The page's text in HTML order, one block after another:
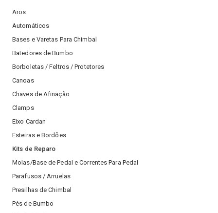
Aros
Automáticos
Bases e Varetas Para Chimbal
Batedores de Bumbo
Borboletas / Feltros / Protetores
Canoas
Chaves de Afinação
Clamps
Eixo Cardan
Esteiras e Bordões
Kits de Reparo
Molas/Base de Pedal e Correntes Para Pedal
Parafusos / Arruelas
Presilhas de Chimbal
Pés de Bumbo